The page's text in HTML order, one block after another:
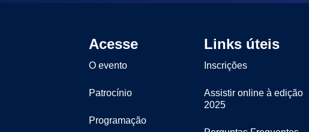
Acesse
O evento
Patrocínio
Programação
Links úteis
Inscrições
Assistir online à edição
2025